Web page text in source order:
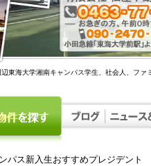
東海大学湘南キャンパス学生、社会人、ファ
パス新入生おすすめプレジデント